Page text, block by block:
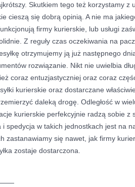
Skutkiem tego też korzystamy z
cieszą się dobrą opinią. A nie ma
firmy kurierskie, lub usługi
Z reguły czas oczekiwania na
otrzymujemy ją już następnego
rozwiązanie. Nikt nie uwielbia
coraz entuzjastyczniej oraz coraz
kurierskie oraz dostarczane
daleką drogę. Odległość w
kurierskie perfekcyjnie radzą sobie z
i spedycja w takich jednostkach jest na
zastanawiamy się nawet, jak firmy
zostaje dostarczona.